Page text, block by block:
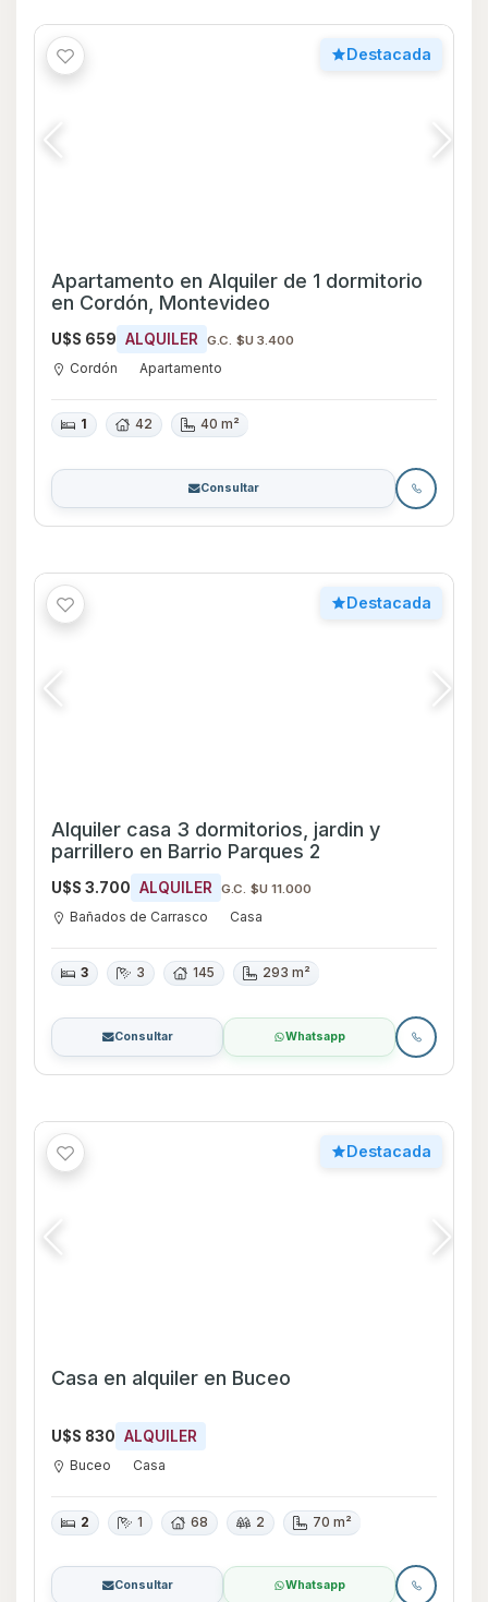
Destacada
Apartamento en Alquiler de 1 dormitorio
en Cordón, Montevideo
U$S 659 ALQUILER G.C. $U 3.400
Cordón Apartamento
1 42 40 m²
Consultar
Destacada
Alquiler casa 3 dormitorios, jardin y
parrillero en Barrio Parques 2
U$S 3.700 ALQUILER G.C. $U 11.000
Bañados de Carrasco Casa
3 3 145 293 m²
Consultar Whatsapp
Destacada
Casa en alquiler en Buceo
U$S 830 ALQUILER
Buceo Casa
2 1 68 2 70 m²
Consultar Whatsapp